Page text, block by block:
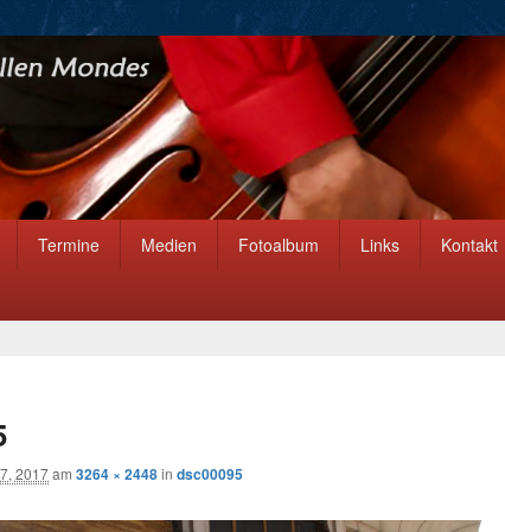
Termine Medien Fotoalbum Links Kontakt
2017am 3264 × 2448in dsc00095